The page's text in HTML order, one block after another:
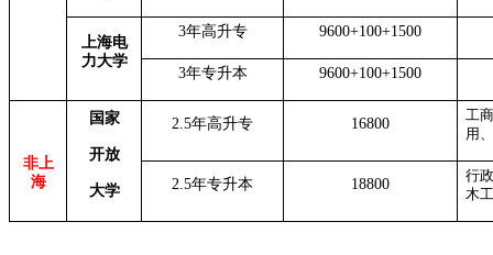
上海电
力大学
3年高升专 9600+100+1500
3年专升本 9600+100+1500
非上
海
国家
开放
大学
2.5年高升专 16800
工
用
2.5年专升本 18800
行
木